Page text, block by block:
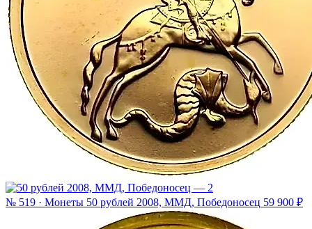
№ 519 · Монеты 50 рублей 2008, ММД, Победоносец 59 900 ₽